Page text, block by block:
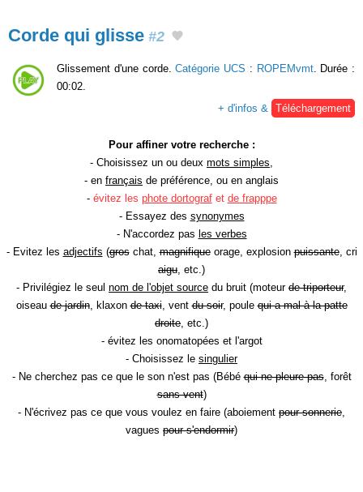
Corde qui glisse #2
Glissement d'une corde.Catégorie UCS : ROPEMvmt. Durée :
00:02.
+ d'infos &
Téléchargement
Pour affiner votre recherche :
- Choisissez un ou deux mots simples
- en français de préférence, ou en anglais
- évitez les phote dortografet de frapppe
- Essayez des synonymes
- N'accordez pas les verbes
- Evitez les adjectifs (groschat,magnifiqueorage, explosionpuissante, cri
aigu , etc.)
- Privilégiez le seul nom de l'objet source du bruit (moteur de triporteur,
oiseaude jardin, klaxonde taxi, ventdu soir, poulequi a mal à la patte
droite , etc.)
- évitez les onomatopées et l'argot
- Choisissez le singulier
- Ne cherchez pas ce que le son n'est pas (Bébéqui ne pleure pas, forêt
sans vent)
- N'écrivez pas ce que vous voulez en faire (aboiement pour sonnerie
vagues pour s'endormir)